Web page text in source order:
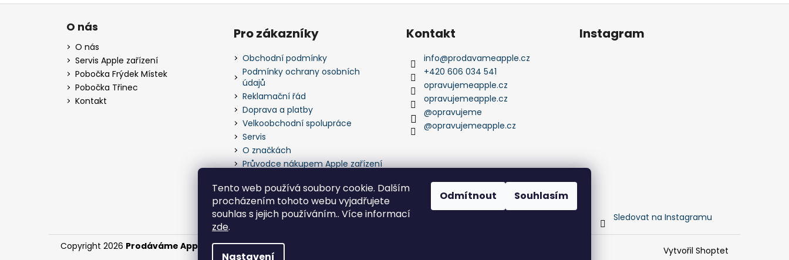
Tento web používá soubory cookie. Dalším
procházením tohoto webu vyjadřujete
souhlas s jejich používáním.. Více informací
zde.
Nastavení
Odmítnout Souhlasím
Z
O nás
O nás
Servis Apple zařízení
Pobočka Frýdek Místek
Pobočka Třinec
Kontakt
Pro zákazníky
Obchodní podmínky
Podmínky ochrany osobních
údajů
Reklamační řád
Doprava a platby
Velkoobchodní spolupráce
Servis
O značkách
Průvodce nákupem Apple zařízení
Kontakt
info@prodavameapple.cz
+420 606 034 541
opravujemeapple.cz
opravujemeapple.cz
@opravujeme
@opravujemeapple.cz
Instagram
Sledovat na Instagramu
Vytvořil Shoptet
Copyright 2026 Prodáváme Apple zařízení. Všechna práva vyhrazena.